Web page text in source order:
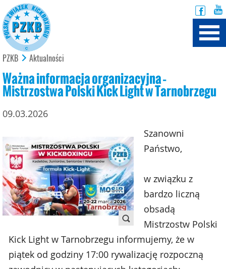
PZKB Aktualności
Ważna informacja organizacyjna –
Mistrzostwa Polski Kick Light w Tarnobrzegu
09.03.2026
Szanowni
Państwo,
w związku z
bardzo liczną
obsadą
Mistrzostw Polski
Kick Light w Tarnobrzegu informujemy, że w
piątek od godziny 17:00 rywalizację rozpoczną